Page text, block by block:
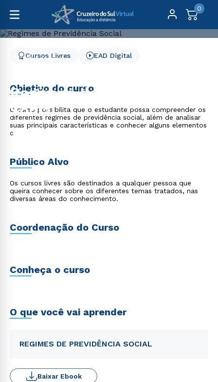
0
Cursos Livres
Regimes de Previdência
Social
Cursos Livres EAD Digital
Objetivo do curso
O curso possibilita que o estudante possa compreender os
diferentes regimes de previdência social, além de analisar
suas principais características e conhecer alguns elementos
c
Público Alvo
Os cursos livres são destinados a qualquer pessoa que
queira conhecer sobre os diferentes temas tratados, nas
diversas áreas do conhecimento.
Coordenação do Curso
Conheça o curso
O que você vai aprender
REGIMES DE PREVIDÊNCIA SOCIAL
Baixar Ebook